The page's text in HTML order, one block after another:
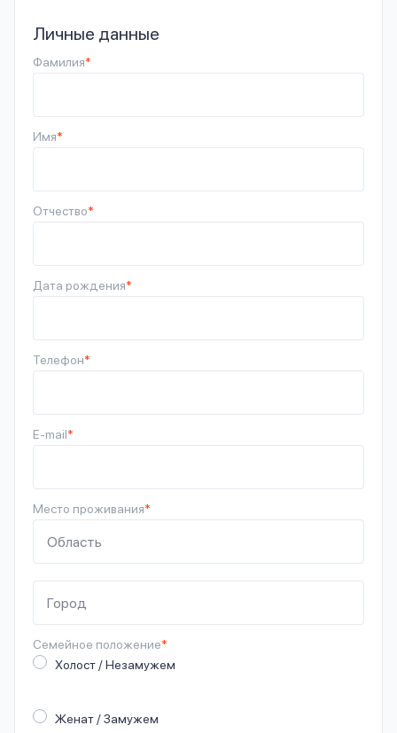
Личные данные
Фамилия*
Имя*
Отчество*
Дата рождения*
Телефон*
E-mail*
Место проживания*
Семейное положение*
Холост / Незамужем
Женат / Замужем